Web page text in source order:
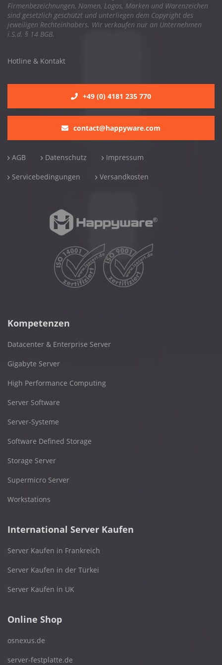
Firmenbezeichnungen, Namen, Logos, Marken und Warenzeichen
sind gesetzlich geschützt und unterliegen dem Copyright des
jeweiligen Rechteinhabers. Wir verkaufen nur an Unternehmen
i.S.d. § 14 BGB.
Hotline & Kontakt
+49 (0) 4181 235 770
contact@happyware.com
AGB Datenschutz Impressum
Servicebedingungen Versandkosten
Kompetenzen
Datacenter & Enterprise Server
Gigabyte Server
High Performance Computing
Server Software
Server-Systeme
Software Defined Storage
Storage Server
Supermicro Server
Workstations
International Server Kaufen
Server Kaufen in Frankreich
Server Kaufen in der Türkei
Server Kaufen in UK
Online Shop
osnexus.de
server-festplatte.de